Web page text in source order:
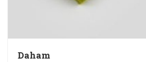
Daham